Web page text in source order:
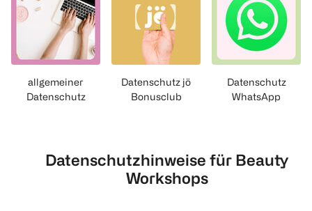
allgemeiner
Datenschutz
Datenschutz jö
Bonusclub
Datenschutz
WhatsApp
Datenschutzhinweise für Beauty
Workshops